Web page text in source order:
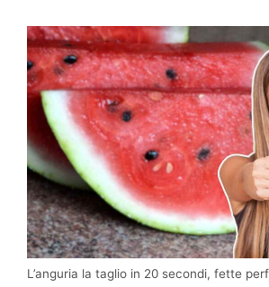
L’anguria la taglio in 20 secondi, fette